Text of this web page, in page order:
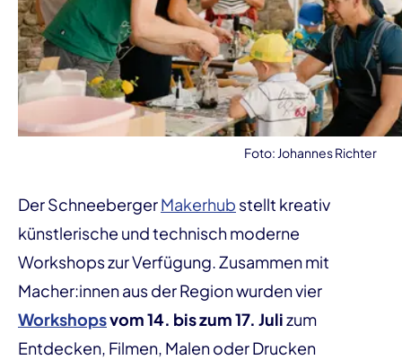
Der SchneebergerMakerhub stellt kreativ
künstlerische und technisch moderne
Workshops zur Verfügung. Zusammen mit
Macher:innen aus der Region wurden vier
Workshopsvom 14. bis zum 17. Julizum
Entdecken, Filmen, Malen oder Drucken
Foto: Johannes Richter